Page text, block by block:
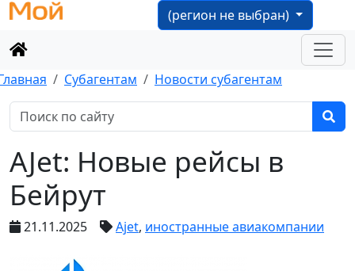
(регион не выбран)
Субагентам Новости субагентам
AJet: Новые рейсы в
Бейрут
21.11.2025 Ajet, иностранные авиакомпании